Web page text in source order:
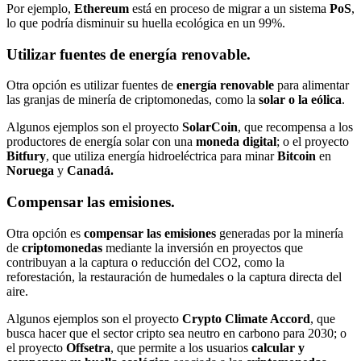
Por ejemplo, Ethereum está en proceso de migrar a un sistema PoS,
lo que podría disminuir su huella ecológica en un 99%.
Utilizar fuentes de energía renovable.
Otra opción es utilizar fuentes de energía renovable para alimentar
las granjas de minería de criptomonedas, como la solar o la eólica.
Algunos ejemplos son el proyecto SolarCoin, que recompensa a los
productores de energía solar con una moneda digital; o el proyecto
Bitfury, que utiliza energía hidroeléctrica para minarBitcoin en
Noruega y Canadá.
Compensar las emisiones.
Otra opción es compensar las emisiones generadas por la minería
de criptomonedas mediante la inversión en proyectos que
contribuyan a la captura o reducción del CO2, como la
reforestación, la restauración de humedales o la captura directa del
aire.
Algunos ejemplos son el proyecto Crypto Climate Accord, que
busca hacer que el sector cripto sea neutro en carbono para 2030; o
el proyecto Offsetra, que permite a los usuarios calcular y